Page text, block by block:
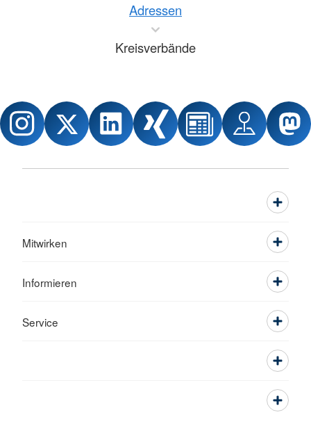
Adressen
Kreisverbände
Mitwirken
Informieren
Service